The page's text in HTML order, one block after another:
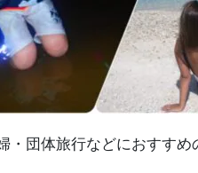
・団体旅行などにおすす